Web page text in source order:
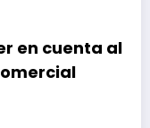
en cuenta al